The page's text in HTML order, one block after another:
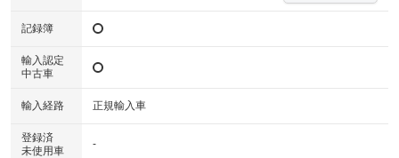
記録簿
輸入認定
中古車
輸入経路 正規輸入車
登録済
未使用車
-